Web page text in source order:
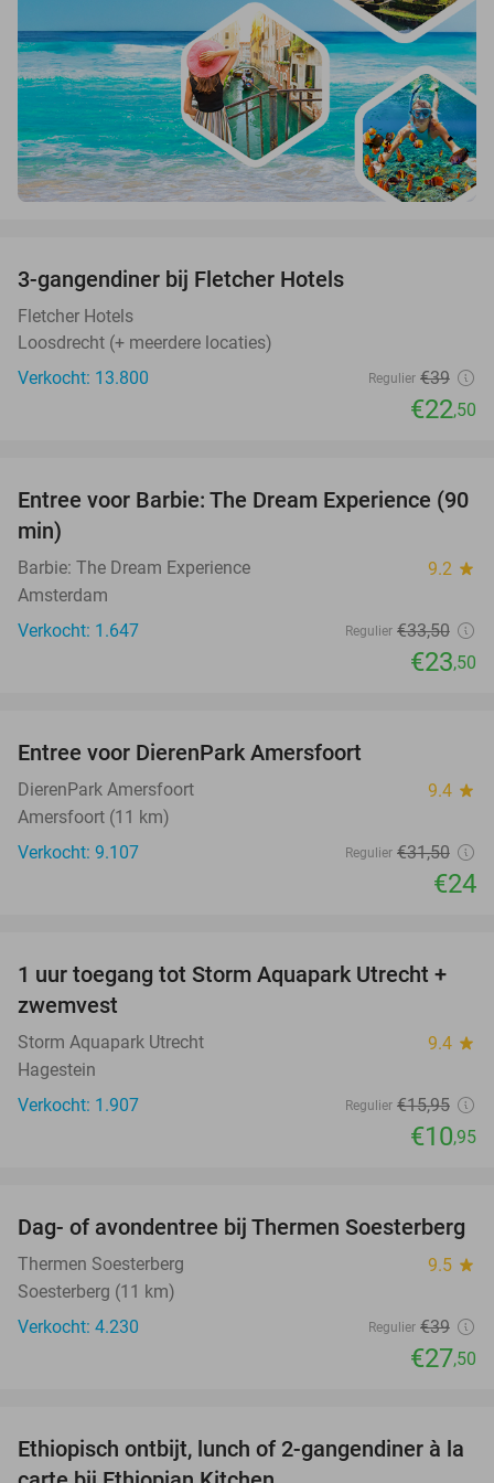
3-gangendiner bij Fletcher Hotels
Fletcher Hotels
Loosdrecht (+ meerdere locaties)
Verkocht: 13.800
Regulier €39
€22,50
30%
Entree voor Barbie: The Dream Experience (90
min)
Barbie: The Dream Experience 9.2 star
Amsterdam
Verkocht: 1.647
Regulier €33,50
€23,50
Entree voor DierenPark Amersfoort
DierenPark Amersfoort 9.4 star
Amersfoort (11 km)
Verkocht: 9.107
Regulier €31,50
€24
31%
1 uur toegang tot Storm Aquapark Utrecht +
zwemvest
Storm Aquapark Utrecht 9.4 star
Hagestein
Verkocht: 1.907
Regulier €15,95
€10,95
29%
Dag- of avondentree bij Thermen Soesterberg
Thermen Soesterberg 9.5 star
Soesterberg (11 km)
Verkocht: 4.230
Regulier €39
€27,50
45%
Ethiopisch ontbijt, lunch of 2-gangendiner à la